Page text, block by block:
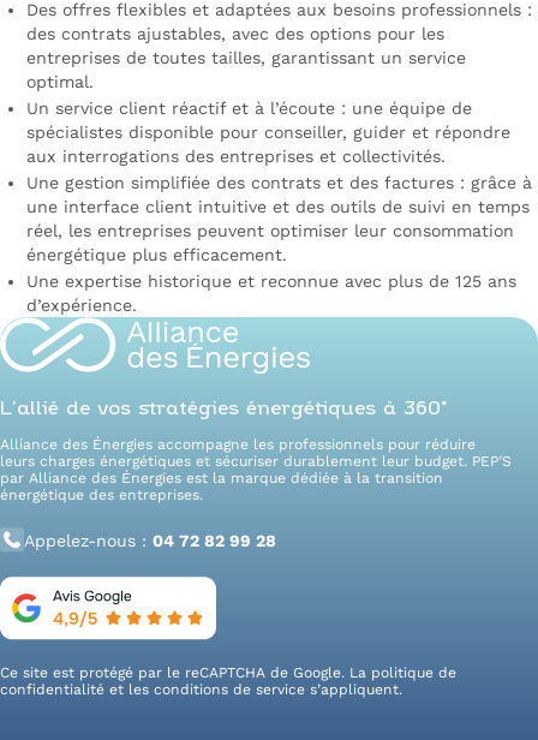
Des offres flexibles et adaptées aux besoins professionnels :
des contrats ajustables, avec des options pour les
entreprises de toutes tailles, garantissant un service
optimal.
Un service client réactif et à l’écoute : une équipe de
spécialistes disponible pour conseiller, guider et répondre
aux interrogations des entreprises et collectivités.
Une gestion simplifiée des contrats et des factures : grâce à
une interface client intuitive et des outils de suivi en temps
réel, les entreprises peuvent optimiser leur consommation
énergétique plus efficacement.
Une expertise historique et reconnue avec plus de 125 ans
d’expérience.
L’allié de vos stratégies énergétiques à 360°
Alliance des Énergies accompagne les professionnels pour réduire
leurs charges énergétiques et sécuriser durablement leur budget. PEP’S
par Alliance des Énergies est la marque dédiée à la transition
énergétique des entreprises.
Appelez-nous : 04 72 82 99 28
Ce site est protégé par le reCAPTCHA de Google. La politique de
confidentialité et les conditions de service s’appliquent.